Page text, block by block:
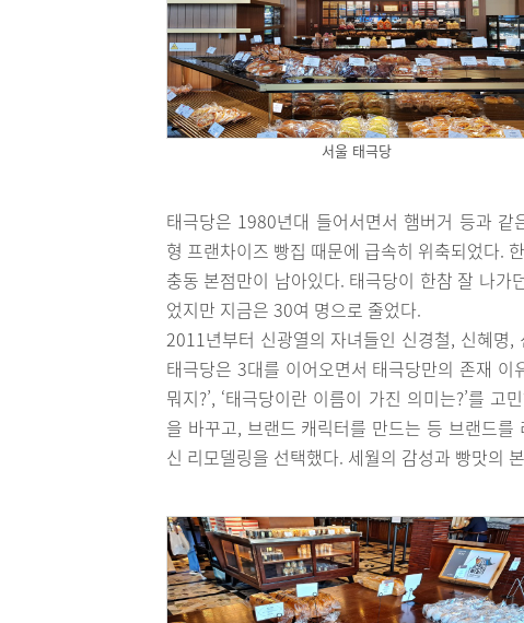
서울 태극당
태극당은 1980년대 들어서면서 햄버거 등과
형 프랜차이즈 빵집 때문에 급속히 위축되었다.
충동 본점만이 남아있다. 태극당이 한참 잘 나
었지만 지금은 30여 명으로 줄었다.
2011년부터 신광열의 자녀들인 신경철, 신혜명
태극당은 3대를 이어오면서 태극당만의 존재
뭐지?’, ‘태극당이란 이름이 가진 의미는?’를
을 바꾸고, 브랜드 캐릭터를 만드는 등 브랜드
신 리모델링을 선택했다. 세월의 감성과 빵맛의